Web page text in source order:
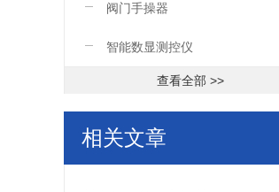
阀门手操器
智能数显测控仪
查看全部 >>
相关文章